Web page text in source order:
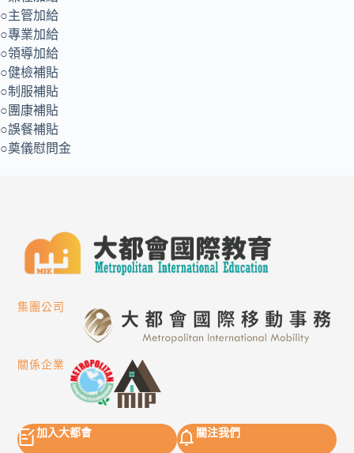
○主管加給
○專業加給
○領導加給
○健檢補貼
○制服補貼
○團康補貼
○誤餐補貼
○奠儀慰問金
集團公司
關係企業
加入大都會 關注我們